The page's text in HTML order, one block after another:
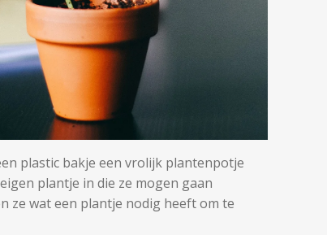
plastic bakje een vrolijk plantenpotje
plantje in die ze mogen gaan
ze wat een plantje nodig heeft om te